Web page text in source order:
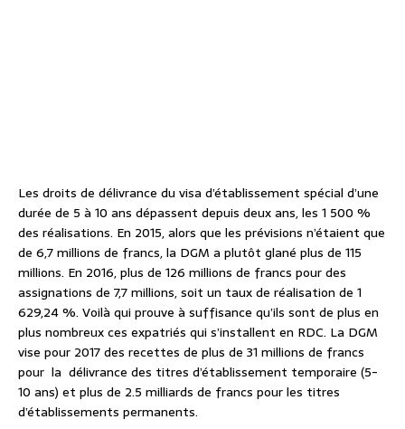
Les droits de délivrance du visa d’établissement spécial d’une
durée de 5 à 10 ans dépassent depuis deux ans, les 1 500 %
des réalisations. En 2015, alors que les prévisions n’étaient que
de 6,7 millions de francs, la DGM a plutôt glané plus de 115
millions. En 2016, plus de 126 millions de francs pour des
assignations de 7,7 millions, soit un taux de réalisation de 1
629,24 %. Voilà qui prouve à suffisance qu’ils sont de plus en
plus nombreux ces expatriés qui s’installent en RDC. La DGM
vise pour 2017 des recettes de plus de 31 millions de francs
pour la délivrance des titres d’établissement temporaire (5-
10 ans) et plus de 2.5 milliards de francs pour les titres
d’établissements permanents.